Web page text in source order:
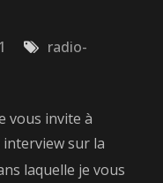
radio-
vous invite à
interview sur la
laquelle je vous